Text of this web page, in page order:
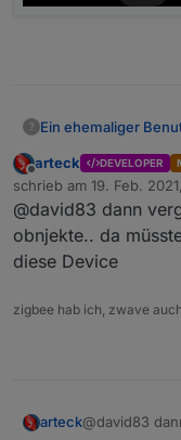
?
Offline
arteck DEVELOPER
schrieb am 19. Feb.
zuletzt editiert von
@david83 dann
obnjekte.. da
diese Device
zigbee hab ich, zwave
arteck@david83